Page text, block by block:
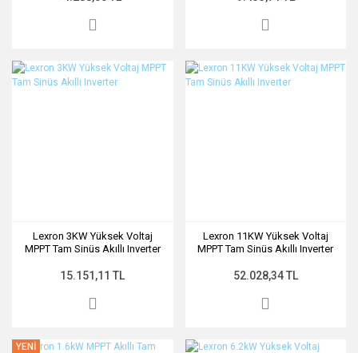
Lexron 3KW Yüksek Voltaj
MPPT Tam Sinüs Akıllı Inverter
15.151,11 TL
Lexron 11KW Yüksek Voltaj
MPPT Tam Sinüs Akıllı Inverter
52.028,34 TL
YENİ